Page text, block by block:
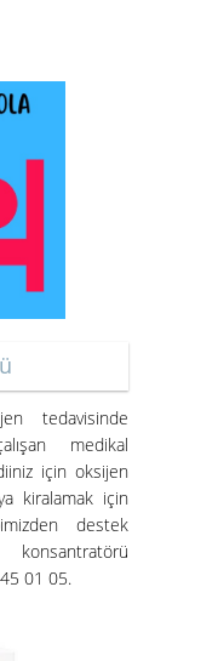
tedavisinde
medikal
için oksijen
kiralamak için
destek
konsantratörü
01 05.